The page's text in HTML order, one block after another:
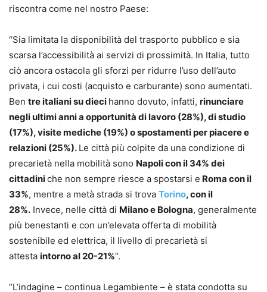
riscontra come nel nostro Paese:
“Sia limitata la disponibilità del trasporto pubblico e sia
scarsa l’accessibilità ai servizi di prossimità. In Italia, tutto
ciò ancora ostacola gli sforzi per ridurre l’uso dell’auto
privata, i cui costi (acquisto e carburante) sono aumentati.
Ben tre italiani su dieci hanno dovuto, infatti, rinunciare
negli ultimi anni a opportunità di lavoro (28%), di studio
(17%), visite mediche (19%) o spostamenti per piacere e
relazioni (25%). Le città più colpite da una condizione di
precarietà nella mobilità sono Napoli con il 34% dei
cittadiniche non sempre riesce a spostarsi e Roma con il
33%, mentre a metà strada si trova Torino, con il
28%. Invece, nelle città di Milano e Bologna, generalmente
più benestanti e con un’elevata offerta di mobilità
sostenibile ed elettrica, il livello di precarietà si
attesta intorno al 20-21%“.
“L’indagine – continua Legambiente – è stata condotta su